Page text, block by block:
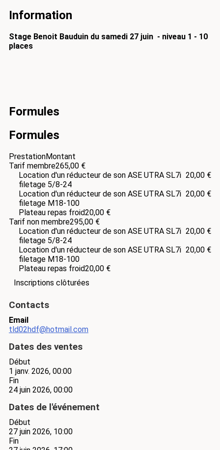
Information
Stage Benoit Bauduin du samedi 27 juin - niveau 1 - 10
places
Formules
Formules
PrestationMontant
Tarif membre265,00 €
Location d'un réducteur de son ASE UTRA SL7i
filetage 5/8-24
20,00 €
Location d'un réducteur de son ASE UTRA SL7i
filetage M18-100
20,00 €
Plateau repas froid20,00 €
Tarif non membre295,00 €
Location d'un réducteur de son ASE UTRA SL7i
filetage 5/8-24
20,00 €
Location d'un réducteur de son ASE UTRA SL7i
filetage M18-100
20,00 €
Plateau repas froid20,00 €
Inscriptions clôturées
Contacts
Email
tld02hdf@hotmail.com
Dates des ventes
Début
1 janv. 2026, 00:00
Fin
24 juin 2026, 00:00
Dates de l'événement
Début
27 juin 2026, 10:00
Fin